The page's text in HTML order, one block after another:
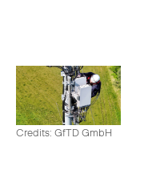
Credits: GfTD GmbH